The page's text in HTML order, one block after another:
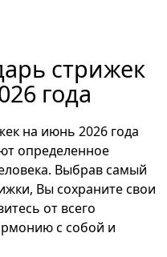
стрижек
года
на июнь 2026 года
определенное
Выбрав самый
Вы сохраните свои
от всего
с собой и